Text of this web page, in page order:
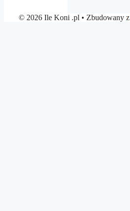
© 2026 Ile Koni .pl • Zbudowany z